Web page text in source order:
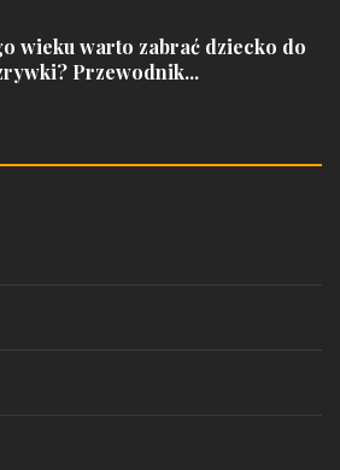
wieku warto zabrać dziecko do
Przewodnik...